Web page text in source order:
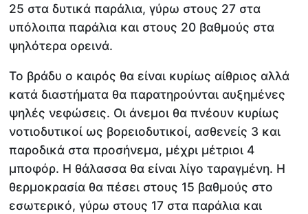
25 στα δυτικά παράλια, γύρω στους 27 στα
υπόλοιπα παράλια και στους 20 βαθμούς στα
ψηλότερα ορεινά.
Το βράδυ ο καιρός θα είναι κυρίως αίθριος αλλά
κατά διαστήματα θα παρατηρούνται αυξημένες
ψηλές νεφώσεις. Οι άνεμοι θα πνέουν κυρίως
νοτιοδυτικοί ως βορειοδυτικοί, ασθενείς 3 και
παροδικά στα προσήνεμα, μέχρι μέτριοι 4
μποφόρ. Η θάλασσα θα είναι λίγο ταραγμένη. Η
θερμοκρασία θα πέσει στους 15 βαθμούς στο
εσωτερικό, γύρω στους 17 στα παράλια και